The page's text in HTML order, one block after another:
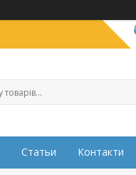
Статьи Контакти